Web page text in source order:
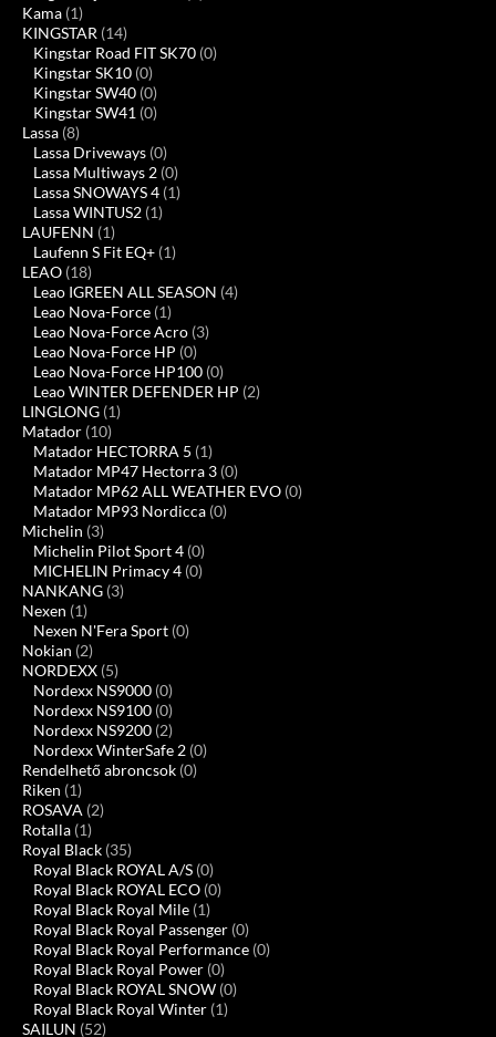
Kama (1)
KINGSTAR (14)
Kingstar Road FIT SK70 (0)
Kingstar SK10 (0)
Kingstar SW40 (0)
Kingstar SW41 (0)
Lassa (8)
Lassa Driveways (0)
Lassa Multiways 2 (0)
Lassa SNOWAYS 4 (1)
Lassa WINTUS2 (1)
LAUFENN (1)
Laufenn S Fit EQ+ (1)
LEAO (18)
Leao IGREEN ALL SEASON (4)
Leao Nova-Force (1)
Leao Nova-Force Acro (3)
Leao Nova-Force HP (0)
Leao Nova-Force HP100 (0)
Leao WINTER DEFENDER HP (2)
LINGLONG (1)
Matador (10)
Matador HECTORRA 5 (1)
Matador MP47 Hectorra 3 (0)
Matador MP62 ALL WEATHER EVO (0)
Matador MP93 Nordicca (0)
Michelin (3)
Michelin Pilot Sport 4 (0)
MICHELIN Primacy 4 (0)
NANKANG (3)
Nexen (1)
Nexen N'Fera Sport (0)
Nokian (2)
NORDEXX (5)
Nordexx NS9000 (0)
Nordexx NS9100 (0)
Nordexx NS9200 (2)
Nordexx WinterSafe 2 (0)
Rendelhető abroncsok (0)
Riken (1)
ROSAVA (2)
Rotalla (1)
Royal Black (35)
Royal Black ROYAL A/S (0)
Royal Black ROYAL ECO (0)
Royal Black Royal Mile (1)
Royal Black Royal Passenger (0)
Royal Black Royal Performance (0)
Royal Black Royal Power (0)
Royal Black ROYAL SNOW (0)
Royal Black Royal Winter (1)
SAILUN (52)